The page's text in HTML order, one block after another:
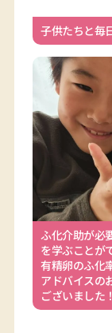
子供たちと毎
ふ化介助が必
を学ぶことが
有精卵のふ化
アドバイスの
ございました！